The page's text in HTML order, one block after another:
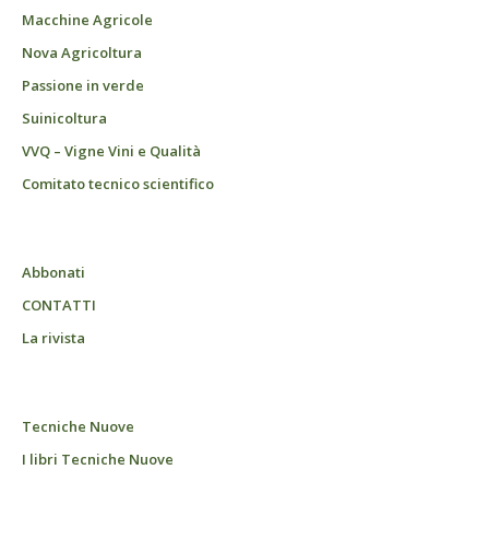
Macchine Agricole
Nova Agricoltura
Passione in verde
Suinicoltura
VVQ – Vigne Vini e Qualità
Comitato tecnico scientifico
Abbonati
CONTATTI
La rivista
Tecniche Nuove
I libri Tecniche Nuove